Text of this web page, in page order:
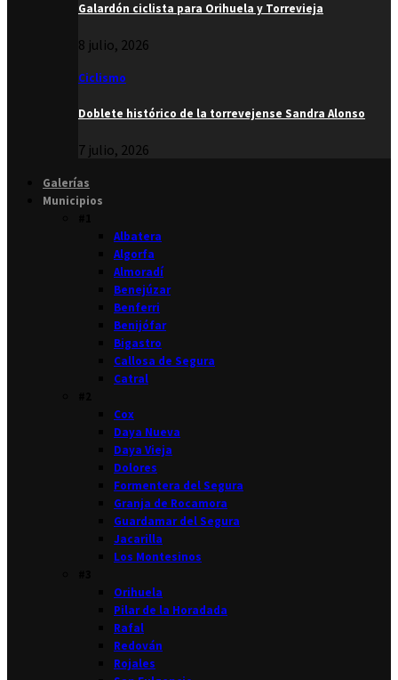
Galardón ciclista para Orihuela y Torrevieja
8 julio, 2026
Ciclismo
Doblete histórico de la torrevejense Sandra Alonso
7 julio, 2026
Galerías
Municipios
Albatera
Algorfa
Almoradí
Benejúzar
Benferri
Benijófar
Bigastro
Callosa de Segura
Catral
Cox
Daya Nueva
Daya Vieja
Dolores
Formentera del Segura
Granja de Rocamora
Guardamar del Segura
Jacarilla
Los Montesinos
Orihuela
Pilar de la Horadada
Rafal
Redován
Rojales